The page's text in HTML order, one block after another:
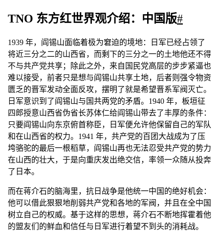
TNO 东方红世界观介绍：中国版#
1939 年，阎锡山面临着极为窘迫的境地：日军已经占领了
将近三分之二的山西省，而剩下的三分之一的土地他还不得
不与共产党共享；除此之外，来自国民党高层的步步紧逼也
难以接受，前者只是想与阎锡山共享土地，后者则强令物资
匮乏的晋军发动全面反攻，摆明了就是希望晋系军阀灭亡。
日军意识到了阎锡山与国共两党的矛盾。1940 年，板垣征
四郎授意山西省伪省长苏体仁给阎锡山带去了丰厚的条件：
只要阎锡山向东京俯首称臣，日军便允许他保留自己的军队
和在山西省的权力。1941 年，共产党的百团大战成为了压
垮骆驼的最后一根稻草，阎锡山再也无法忍受共产党的势力
在山西的壮大，于是向重庆发出绝交信，率领一众随从投奔
了日本。
而在蒋介石的脑海里，抗日战争是他统一中国的绝好机会：
他可以借此狠狠地削弱共产党和各地的军阀，并且在全中国
树立自己的权威。基于这样的思想，蒋介石不断地挥霍着他
的盟友们的鲜血和信任与日军进行着望不到头的消耗战。